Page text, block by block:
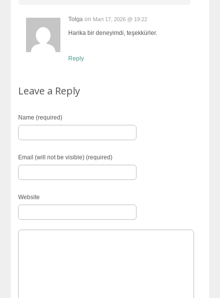
Tolga on Mart 17, 2026 @ 19:22
Harika bir deneyimdi, teşekkürler.
Reply
Leave a Reply
Name (required)
Email (will not be visible) (required)
Website